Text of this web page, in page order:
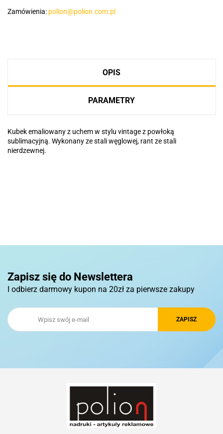
Zamówienia: polion@polion.com.pl
OPIS
PARAMETRY
Kubek emaliowany z uchem w stylu vintage z powłoką
sublimacyjną. Wykonany ze stali węglowej, rant ze stali
nierdzewnej.
Royal Design
Zapisz się do Newslettera
I odbierz darmowy kupon na 20zł za pierwsze zakupy